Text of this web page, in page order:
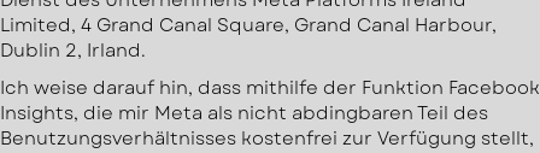
Limited, 4 Grand Canal Square, Grand Canal Harbour,
Dublin 2, Irland.
Ich weise darauf hin, dass mithilfe der Funktion Facebook
Insights, die mir Meta als nicht abdingbaren Teil des
Benutzungsverhältnisses kostenfrei zur Verfügung stellt,